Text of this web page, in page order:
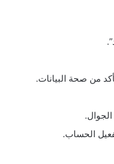
من صحة البيانات.
الحساب.